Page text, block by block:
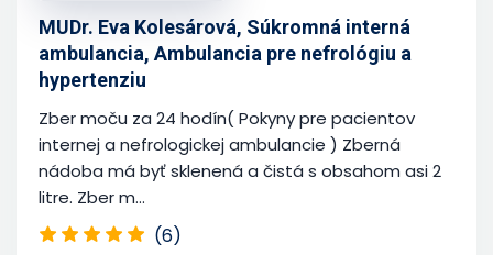
MUDr. Eva Kolesárová, Súkromná interná
ambulancia, Ambulancia pre nefrológiu a
hypertenziu
Zber moču za 24 hodín( Pokyny pre pacientov
internej a nefrologickej ambulancie ) Zberná
nádoba má byť sklenená a čistá s obsahom asi 2
litre. Zber m...
(6)